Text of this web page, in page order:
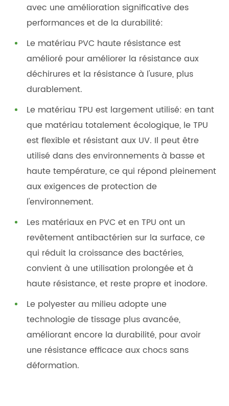
avec une amélioration significative des
performances et de la durabilité:
Le matériau PVC haute résistance est
amélioré pour améliorer la résistance aux
déchirures et la résistance à l'usure, plus
durablement.
Le matériau TPU est largement utilisé: en tant
que matériau totalement écologique, le TPU
est flexible et résistant aux UV. Il peut être
utilisé dans des environnements à basse et
haute température, ce qui répond pleinement
aux exigences de protection de
l'environnement.
Les matériaux en PVC et en TPU ont un
revêtement antibactérien sur la surface, ce
qui réduit la croissance des bactéries,
convient à une utilisation prolongée et à
haute résistance, et reste propre et inodore.
Le polyester au milieu adopte une
technologie de tissage plus avancée,
améliorant encore la durabilité, pour avoir
une résistance efficace aux chocs sans
déformation.